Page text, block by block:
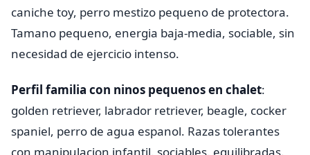
caniche toy, perro mestizo pequeno de protectora.
Tamano pequeno, energia baja-media, sociable, sin
necesidad de ejercicio intenso.
Perfil familia con ninos pequenos en chalet:
golden retriever, labrador retriever, beagle, cocker
spaniel, perro de agua espanol. Razas tolerantes
con manipulacion infantil, sociables, equilibradas.